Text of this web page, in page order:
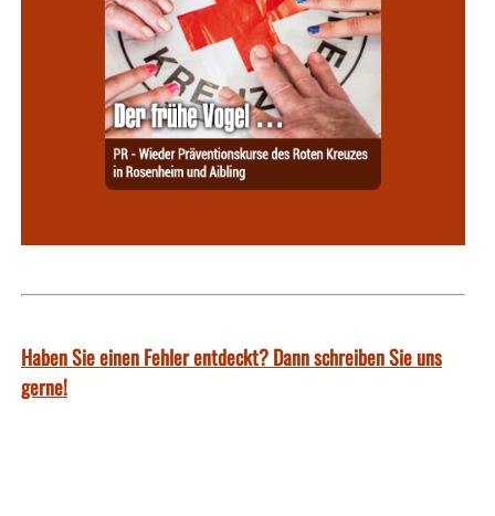
Haben Sie einen Fehler entdeckt? Dann schreiben Sie uns
gerne!